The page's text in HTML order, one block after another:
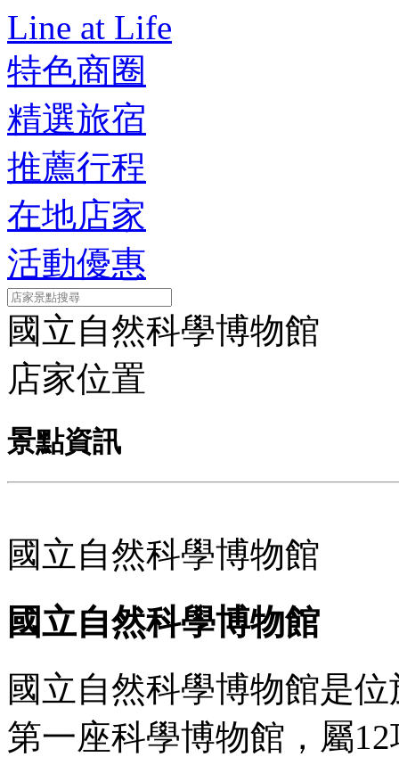
Line at Life
特色商圈
精選旅宿
推薦行程
在地店家
活動優惠
國立自然科學博物館
店家位置
景點資訊
國立自然科學博物館
國立自然科學博物館
國立自然科學博物館是
第一座科學博物館，屬